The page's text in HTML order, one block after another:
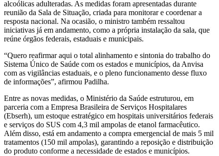
alcoólicas adulteradas. As medidas foram apresentadas durante
reunião da Sala de Situação, criada para monitorar e coordenar a
resposta nacional. Na ocasião, o ministro também ressaltou
iniciativas já em andamento, como a própria instalação da sala, que
reúne órgãos federais, estaduais e municipais.
“Quero reafirmar aqui o total alinhamento e sintonia do trabalho do
Sistema Único de Saúde com os estados e municípios, da Anvisa
com as vigilâncias estaduais, e o pleno funcionamento desse fluxo
de informações”, afirmou Padilha.
Entre as novas medidas, o Ministério da Saúde estruturou, em
parceria com a Empresa Brasileira de Serviços Hospitalares
(Ebserh), um estoque estratégico em hospitais universitários federais
e serviços do SUS com 4,3 mil ampolas de etanol farmacêutico.
Além disso, está em andamento a compra emergencial de mais 5 mil
tratamentos (150 mil ampolas), garantindo a reposição e distribuição
do produto conforme a necessidade de estados e municípios.